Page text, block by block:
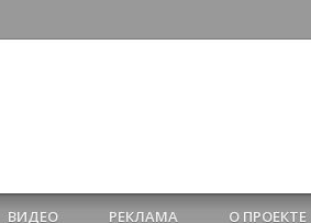
ВИДЕО РЕКЛАМА О ПРОЕКТЕ